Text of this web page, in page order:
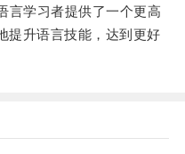
学习者提供了一个更高
提升语言技能，达到更好